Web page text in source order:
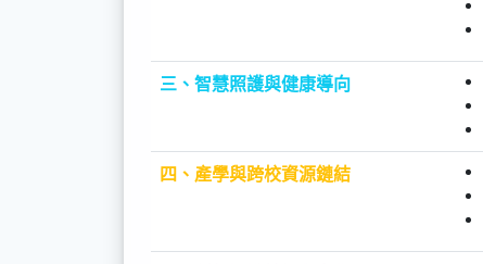
三、智慧照護與健康導向
四、產學與跨校資源鏈結